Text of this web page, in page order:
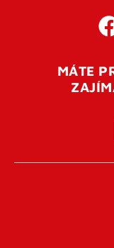
Pro úspěšné
vaší e-mailovou
otevření tohoto
přihlásit.
MÁTE